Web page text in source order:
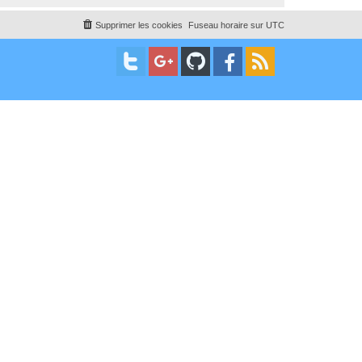
Fuseau horaire sur UTC
Supprimer les cookies